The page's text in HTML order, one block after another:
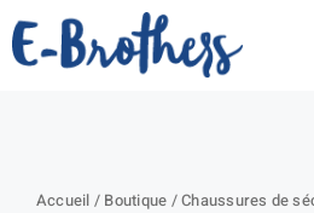
Passer
au
Accueil / Boutique /Chaussures de